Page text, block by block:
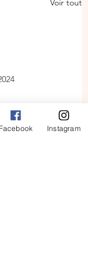
Voir tout
Instagram